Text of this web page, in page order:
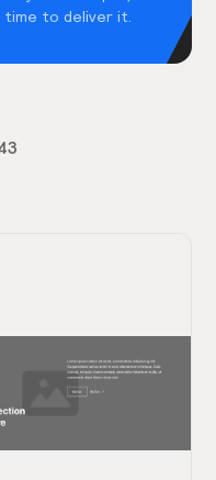
time to deliver it.